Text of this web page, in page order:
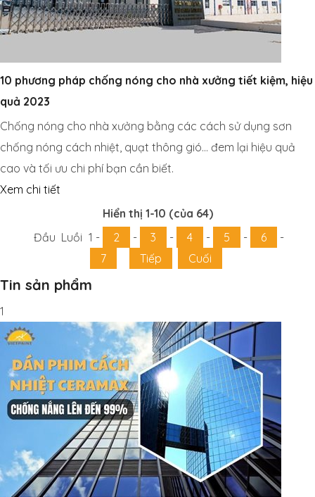
10 phương pháp chống nóng cho nhà xưởng tiết kiệm, hiệu
quả 2023
Chống nóng cho nhà xưởng bằng các cách sử dụng sơn
chống nóng cách nhiệt, quạt thông gió… đem lại hiệu quả
cao và tối ưu chi phí bạn cần biết.
Xem chi tiết
Hiển thị 1-10 (của 64)
Đầu Luồi 1 - 2 - 3 - 4 - 5 - 6
-
7
Tiếp Cuối
Tin sản phẩm
1